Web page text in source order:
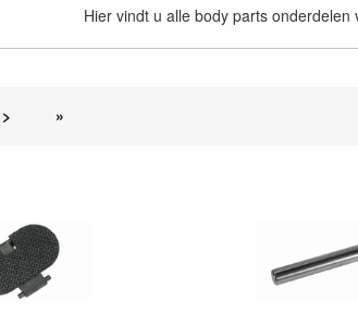
Hier vindt u alle body parts
> »